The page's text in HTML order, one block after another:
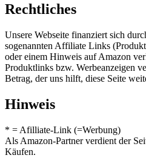
Rechtliches
Unsere Webseite finanziert sich
sogenannten Affiliate Links
oder einem Hinweis auf Amazon
Produktlinks bzw. Werbeanzeigen
Betrag, der uns hilft, diese Seite
Hinweis
* = Afilliate-Link (=Werbung)
Als Amazon-Partner verdient der
Käufen.